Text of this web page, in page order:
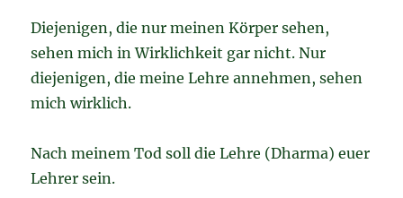
Diejenigen, die nur meinen Körper sehen,
sehen mich in Wirklichkeit gar nicht. Nur
diejenigen, die meine Lehre annehmen, sehen
mich wirklich.
Nach meinem Tod soll die Lehre (Dharma) euer
Lehrer sein.